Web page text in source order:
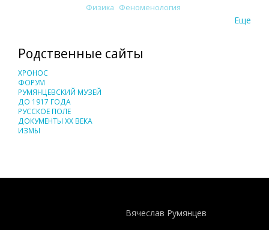
Физика Феноменология
Еще
Родственные сайты
ХРОНОС
ФОРУМ
РУМЯНЦЕВСКИЙ МУЗЕЙ
ДО 1917 ГОДА
РУССКОЕ ПОЛЕ
ДОКУМЕНТЫ XX ВЕКА
ИЗМЫ
Вячеслав Румянцев